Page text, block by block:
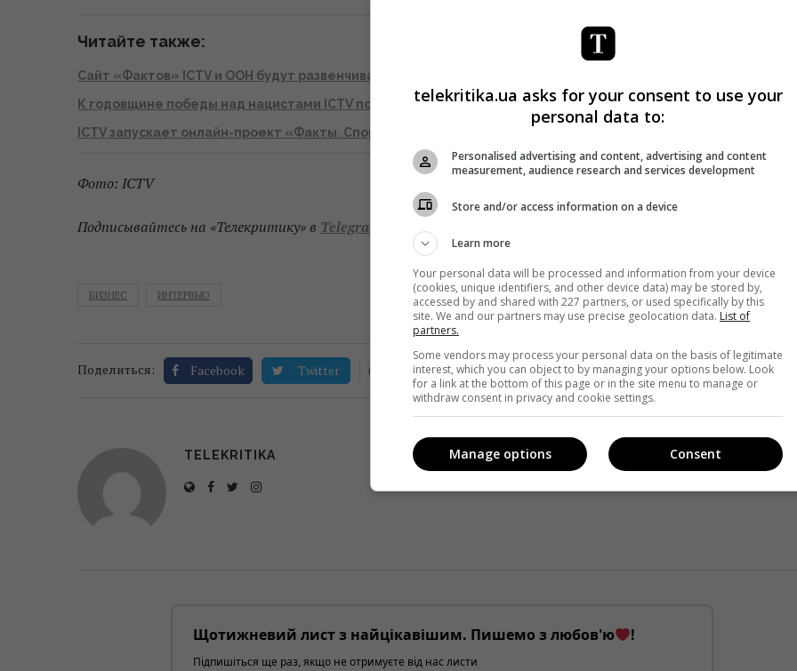
Читайте также:
Сайт «Фактов» ICTV и ООН будут развенчивать фейки о коронавирусе
К годовщине победы над нацистами ICTV подготовил cпециальный телеэфир
ICTV запускает онлайн-проект «Факты. Спорт из дома»
Фото: ICTV
Подписывайтесь на «Телекритику» в Telegram Facebook
БИЗНЕС ИНТЕРВЬЮ
Поделиться: Facebook Twitter 0
TELEKRITIKA
Щотижневий лист з найцікавішим. Пишемо з любов'ю !
Підпишіться ще раз, якщо не отримуєте від нас листи
telekritika.ua asks for your consent to use your
personal data to:
Personalised advertising and content, advertising and content
measurement, audience research and services development
Store and/or access information on a device
Learn more
Your personal data will be processed and information from your device
(cookies, unique identifiers, and other device data) may be stored by,
accessed by and shared with 227 partners, or used specifically by this
site. We and our partners may use precise geolocation data. List of
partners.
Some vendors may process your personal data on the basis of legitimate
interest, which you can object to by managing your options below. Look
for a link at the bottom of this page or in the site menu to manage or
withdraw consent in privacy and cookie settings.
Consent
Manage options